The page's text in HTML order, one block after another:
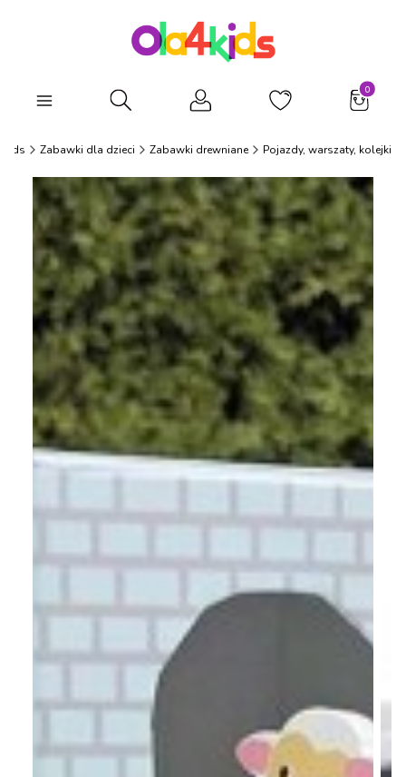
Otwórz wyszukiwarkę
Zabawki dla dzieci Zabawki drewniane Pojazdy, warszaty, kolejki